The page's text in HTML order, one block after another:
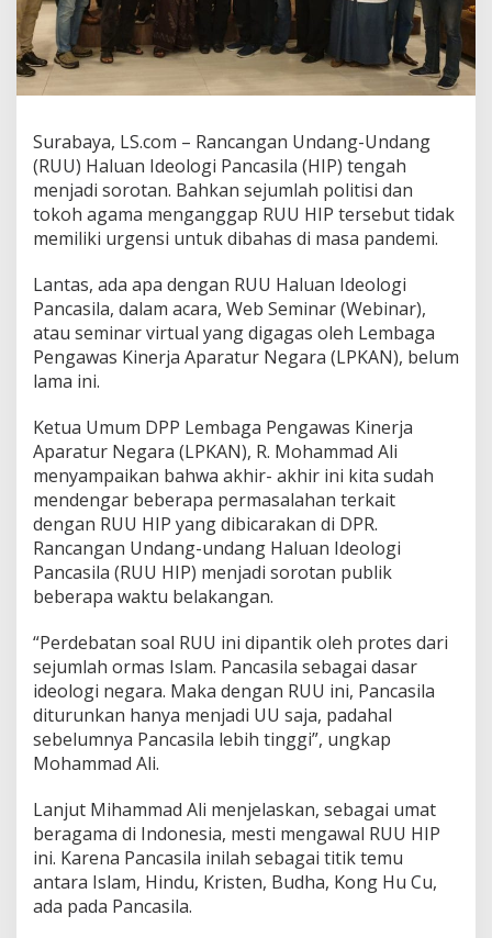
n
d
o
g
i
P
a
n
c
s
i
l
a
,
m
a
W
e
b
i
n
a
L
K
A
N
n
d
e
s
i
a
Surabaya, LS.com – Rancangan Undang-Undang
(RUU) Haluan Ideologi Pancasila (HIP) tengah
menjadi sorotan. Bahkan sejumlah politisi dan
tokoh agama menganggap RUU HIP tersebut tidak
memiliki urgensi untuk dibahas di masa pandemi.
Lantas, ada apa dengan RUU Haluan Ideologi
Pancasila, dalam acara, Web Seminar (Webinar),
atau seminar virtual yang digagas oleh Lembaga
Pengawas Kinerja Aparatur Negara (LPKAN), belum
lama ini.
Ketua Umum DPP Lembaga Pengawas Kinerja
Aparatur Negara (LPKAN), R. Mohammad Ali
menyampaikan bahwa akhir- akhir ini kita sudah
mendengar beberapa permasalahan terkait
dengan RUU HIP yang dibicarakan di DPR.
Rancangan Undang-undang Haluan Ideologi
Pancasila (RUU HIP) menjadi sorotan publik
beberapa waktu belakangan.
“Perdebatan soal RUU ini dipantik oleh protes dari
sejumlah ormas Islam. Pancasila sebagai dasar
ideologi negara. Maka dengan RUU ini, Pancasila
diturunkan hanya menjadi UU saja, padahal
sebelumnya Pancasila lebih tinggi”, ungkap
Mohammad Ali.
Lanjut Mihammad Ali menjelaskan, sebagai umat
beragama di Indonesia, mesti mengawal RUU HIP
ini. Karena Pancasila inilah sebagai titik temu
antara Islam, Hindu, Kristen, Budha, Kong Hu Cu,
ada pada Pancasila.